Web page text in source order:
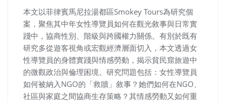
本文以菲律賓馬尼拉湯都區Smokey Tours為研究個
案，聚焦其中年女性導覽員如何在觀光敘事與日常實
踐中，協商性別、階級與跨國權力關係。有別於既有
研究多從遊客視角或宏觀經濟層面切入，本文透過女
性導覽員的身體實踐與情感勞動，揭示貧民窟旅遊中
的微觀政治與倫理困境。研究問題包括：女性導覽員
如何被納入NGO的「救贖」敘事？她們如何在NGO、
社區與家庭之間協商生存策略？其情感勞動又如何重